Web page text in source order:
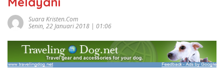
Suara Kristen.com
Senin, 22 Januari 2018 | 01:06